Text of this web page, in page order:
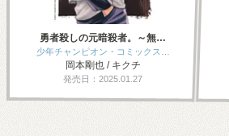
勇者殺しの元暗殺者。～無…
少年チャンピオン・コミックス…
岡本剛也 / キクチ
発売日：2025.01.27